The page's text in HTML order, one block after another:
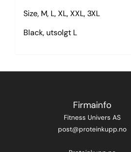
Size, M, L, XL, XXL, 3XL
Black, utsolgt L
Firmainfo
Fitness Univers AS
post@proteinkupp.no